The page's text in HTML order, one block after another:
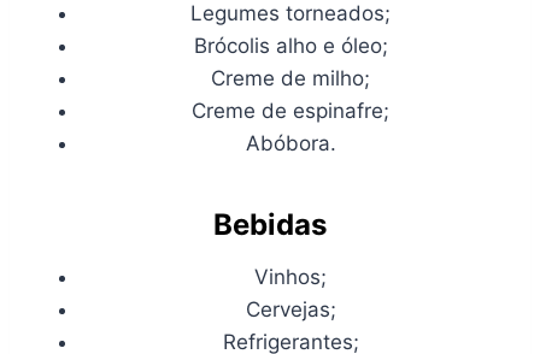
Legumes torneados;
Brócolis alho e óleo;
Creme de milho;
Creme de espinafre;
Abóbora.
Bebidas
Vinhos;
Cervejas;
Refrigerantes;